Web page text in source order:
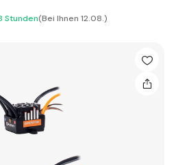
Stunden(Bei Ihnen 12.08.)